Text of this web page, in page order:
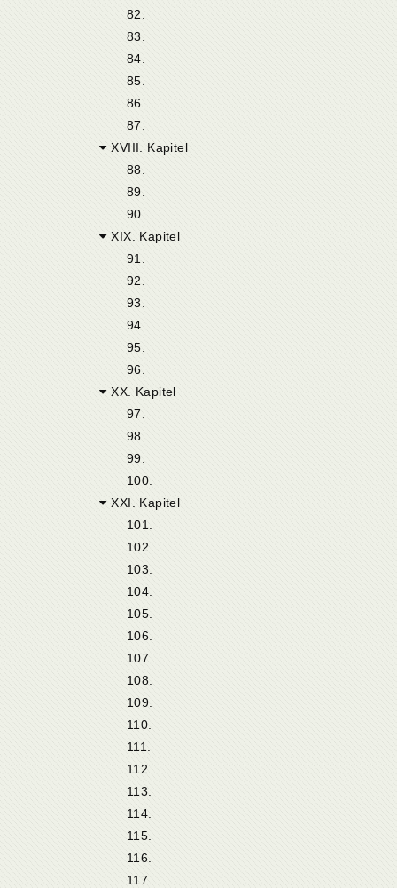
82.
83.
84.
85.
86.
87.
XVIII. Kapitel
88.
89.
90.
XIX. Kapitel
91.
92.
93.
94.
95.
96.
XX. Kapitel
97.
98.
99.
100.
XXI. Kapitel
101.
102.
103.
104.
105.
106.
107.
108.
109.
110.
111.
112.
113.
114.
115.
116.
117.